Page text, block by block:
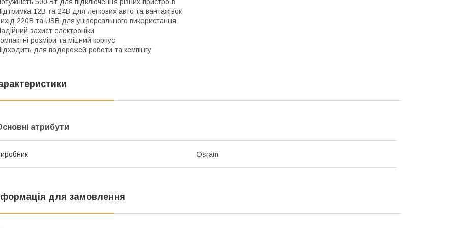
500 Вт для підключення різних пристроїв
12В та 24В для легкових авто та вантажівок
220В та USB для універсального використання
захист електроніки
розміри та міцний корпус
для подорожей роботи та кемпінгу
атрибути
Osram
для замовлення